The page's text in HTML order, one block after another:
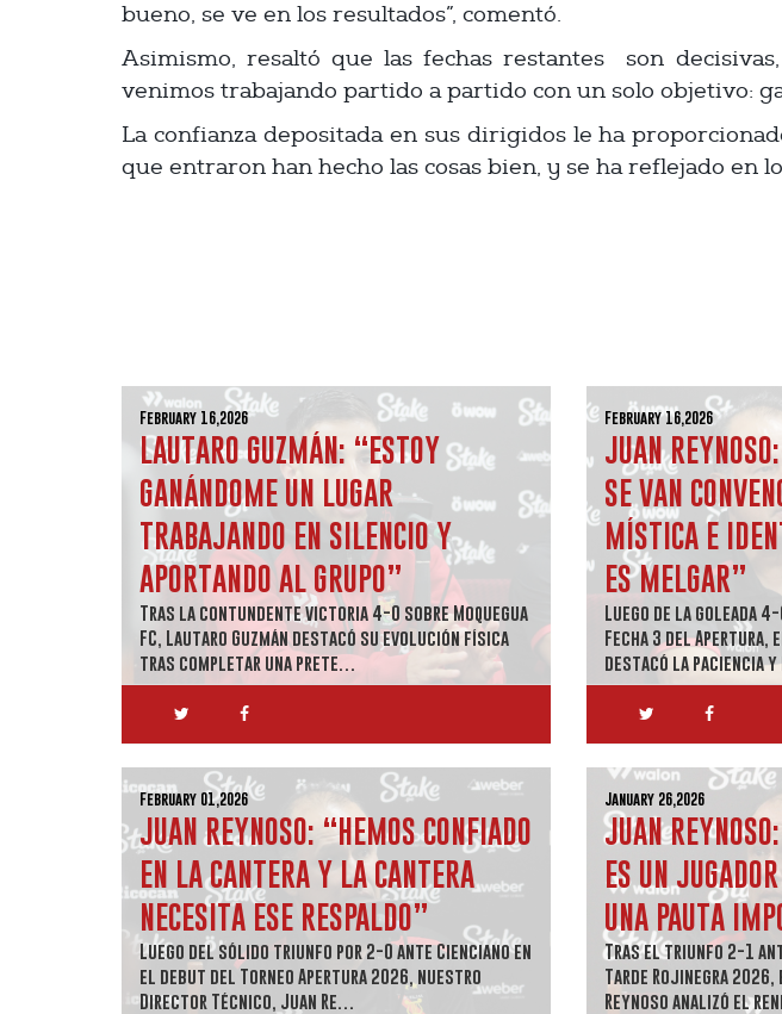
bueno, se ve en los resultados”, comentó.
Asimismo, resaltó que las fechas restantes son
venimos trabajando partido a partido con un solo objetivo:
La confianza depositada en sus dirigidos le ha
que entraron han hecho las cosas bien, y se ha reflejado en
February 16,2026
LAUTARO GUZMÁN: “ESTOY
GANÁNDOME UN LUGAR
TRABAJANDO EN SILENCIO Y
APORTANDO AL GRUPO”
Tras la contundente victoria 4-0 sobre Moquegua
FC, Lautaro Guzmán destacó su evolución física
tras completar una prete…
February 16,2026
JUAN
SE VAN
MÍSTICA E
ES MELGAR”
Luego de la goleada
Fecha 3 del Apertura,
destacó la paciencia
February 01,2026
JUAN REYNOSO: “HEMOS CONFIADO
EN LA CANTERA Y LA CANTERA
NECESITA ESE RESPALDO”
Luego del sólido triunfo por 2-0 ante Cienciano en
el debut del Torneo Apertura 2026, nuestro
Director Técnico, Juan Re…
January 26,2026
JUAN
ES UN
UNA PAUTA
Tras el triunfo 2-1
Tarde Rojinegra
Reynoso analizó el